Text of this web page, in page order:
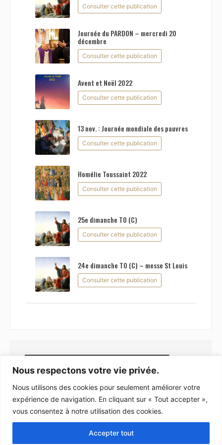
Nous respectons votre vie privée.
Nous utilisons des cookies pour seulement améliorer votre
expérience de navigation. En cliquant sur « Tout accepter »,
vous consentez à notre utilisation des cookies.
Accepter tout
Consulter cette publication
Journée du PARDON – mercredi 20
décembre
Consulter cette publication
Avent et Noël 2022
Consulter cette publication
13 nov. : Journée mondiale des pauvres
Consulter cette publication
Homélie Toussaint 2022
Consulter cette publication
25e dimanche TO (C)
Consulter cette publication
24e dimanche TO (C) – messe St Louis
Consulter cette publication